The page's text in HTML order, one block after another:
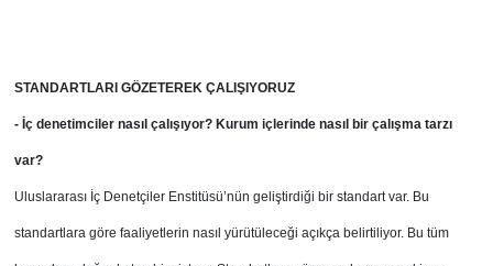
STANDARTLARI GÖZETEREK ÇALIŞIYORUZ
- İç denetimciler nasıl çalışıyor? Kurum içlerinde nasıl bir çalışma tarzı
var?
Uluslararası İç Denetçiler Enstitüsü’nün geliştirdiği bir standart var. Bu
standartlara göre faaliyetlerin nasıl yürütüleceği açıkça belirtiliyor. Bu tüm